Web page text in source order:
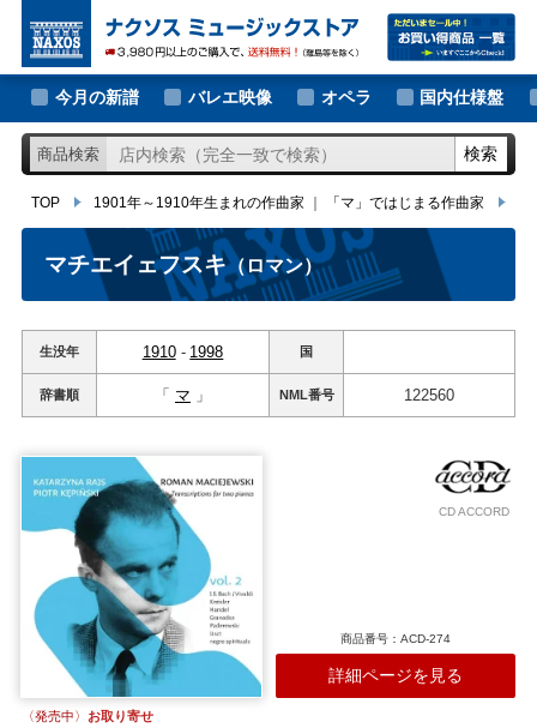
大作曲家の新譜
著名作曲家の新譜
マイナー作曲家の新譜
月別新譜一覧
今月の新譜 バレエ映像 オペラ 国内仕様盤
商品検索 検索
TOP 1901年～1910年生まれの作曲家 「マ」ではじまる作曲家
TOP 1901年～1910年生まれの作曲家 ｜「マ」ではじまる作曲家
マチエイェフスキ（ロマン）
生没年 1910 - 1998 国
辞書順 「 マ 」 NML番号 122560
CD ACCORD
商品番号：ACD-274
詳細ページを見る
〈発売中〉 お取り寄せ